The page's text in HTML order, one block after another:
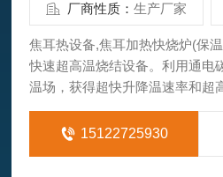
厂商性质：生产厂家
焦耳热设备,焦耳加热快烧炉(保
快速超高温烧结设备。利用通电
温场，获得超快升降温速率和超
内实现实现材料的快速合成和烧
温挥发，减少副反应或交叉扩散
15122725930